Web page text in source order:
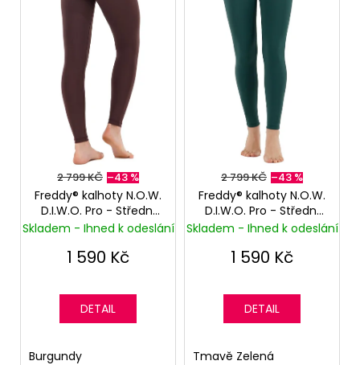
2 799 KČ –43 %
Freddy® kalhoty N.O.W.
D.I.W.O. Pro - Střední
pas - Burgundy
Skladem - Ihned k odeslání
1 590 Kč
DETAIL
Burgundy
2 799 KČ –43 %
Freddy® kalhoty N.O.W.
D.I.W.O. Pro - Střední
pas - Tmavě zelené
Skladem - Ihned k odeslání
1 590 Kč
DETAIL
Tmavě Zelená
PLETENÝ
PLÁŽOVÝ
KOŠÍK/KABELKA
CARDONI®
ŽLUTÁ/HNĚDÁ/BÍLÁ
Původně:
599
Kč